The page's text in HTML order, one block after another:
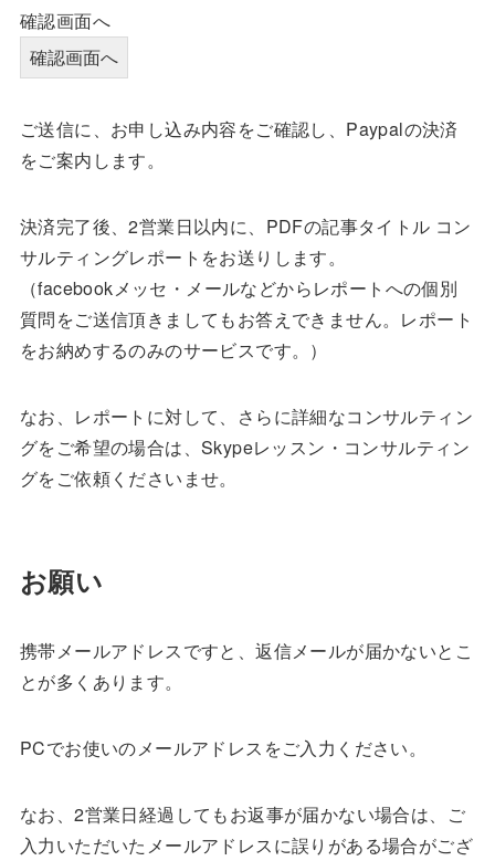
確認画面へ
ご送信に、お申し込み内容をご確認し、Paypalの決済
をご案内します。
決済完了後、2営業日以内に、PDFの記事タイトル コン
サルティングレポートをお送りします。
（facebookメッセ・メールなどからレポートへの個別
質問をご送信頂きましてもお答えできません。レポート
をお納めするのみのサービスです。）
なお、レポートに対して、さらに詳細なコンサルティン
グをご希望の場合は、Skypeレッスン・コンサルティン
グをご依頼くださいませ。
お願い
携帯メールアドレスですと、返信メールが届かないとこ
とが多くあります。
PCでお使いのメールアドレスをご入力ください。
なお、2営業日経過してもお返事が届かない場合は、ご
入力いただいたメールアドレスに誤りがある場合がござ